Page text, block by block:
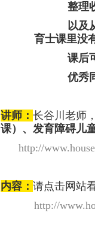
整理
以及
育士课里没
课后
优秀
讲师： 长谷川老师
课）、发育障碍儿
http://
内容： 请点击网站
http://